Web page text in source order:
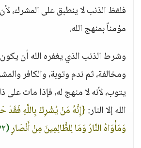
فلفظ الذنب لا ينطبق على المشرك،
مؤمناً بمنهج الله.
وشرط الذنب الذي يغفره الله أن
ومخالفة، ثم ندم وتوبة، والكافر
يتوب، لأنه لا منهج له، فإذا مات
الله إلا النار:{إِنَّهُ مَنْ يُشْرِكْ بِاللَّهِ فَقَدْ
وَمَأْوَاهُ النَّارُ وَمَا لِلظَّالِمِينَ مِنْ أَنْصَارٍ(٧٢)